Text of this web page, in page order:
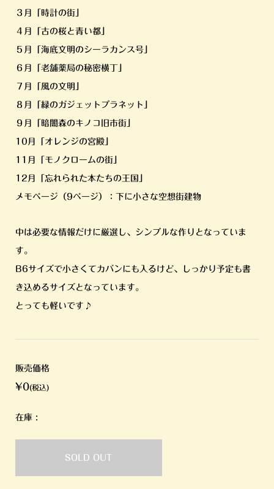
３月「時計の街」
４月「古の桜と青い都」
５月「海底文明のシーラカンス号」
６月「老舗薬局の秘密横丁」
７月「風の文明」
８月「緑のガジェットプラネット」
９月「暗闇森のキノコ旧市街」
10月「オレンジの宮殿」
11月「モノクロームの街」
12月「忘れられた本たちの王国」
メモページ（9ページ）：下に小さな空想街建物
中は必要な情報だけに厳選し、シンプルな作りとなっていま
す。
B6サイズで小さくてカバンにも入るけど、しっかり予定も書
き込めるサイズとなっています。
とっても軽いです♪
販売価格
¥0(税込)
在庫 :
SOLD OUT